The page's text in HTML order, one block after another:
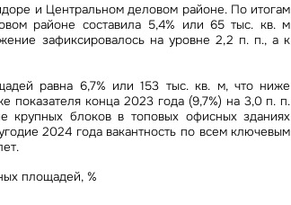
и Центральном деловом районе. По итогам
районе составила 5,4% или 65 тыс. кв. м
зафиксировалось на уровне 2,2 п. п., а к
равна 6,7% или 153 тыс. кв. м, что ниже
показателя конца 2023 года (9,7%) на 3,0 п. п.
крупных блоков в топовых офисных зданиях
2024 года вакантность по всем ключевым
площадей, %
поле
подборку подходящих